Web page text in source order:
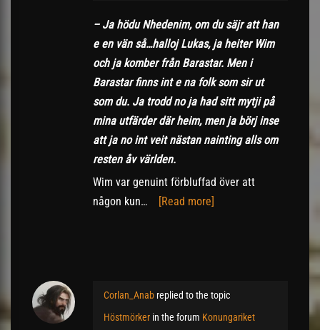
– Ja hödu Nhedenim, om du säjr att han
e en vän så…halloj Lukas, ja heiter Wim
och ja komber från Barastar. Men i
Barastar finns int e na folk som sir ut
som du. Ja trodd no ja had sitt mytji på
mina utfärder där heim, men ja börj inse
att ja no int veit nästan nainting alls om
resten åv världen.
Wim var genuint förbluffad över att
någon kun…
[Read more]
Corlan_Anab replied to the topic
Höstmörker in the forum Konungariket